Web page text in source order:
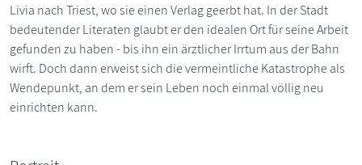
Livia nach Triest, wo sie einen Verlag geerbt hat. In der Stadt
bedeutender Literaten glaubt er den idealen Ort für seine Arbeit
gefunden zu haben - bis ihn ein ärztlicher Irrtum aus der Bahn
wirft. Doch dann erweist sich die vermeintliche Katastrophe als
Wendepunkt, an dem er sein Leben noch einmal völlig neu
einrichten kann.